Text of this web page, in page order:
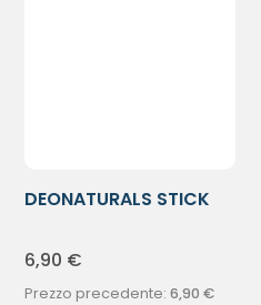
DEONATURALS STICK
6,90 €
Prezzo precedente:6,90 €